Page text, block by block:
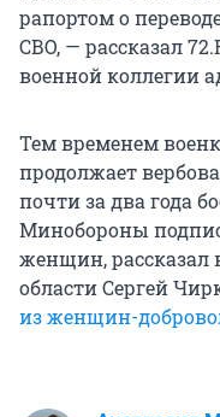
рапортом о
СВО, — рассказал
военной коллегии
Тем временем
продолжает
почти за два года
Минобороны
женщин,
области Сергей
из женщин-